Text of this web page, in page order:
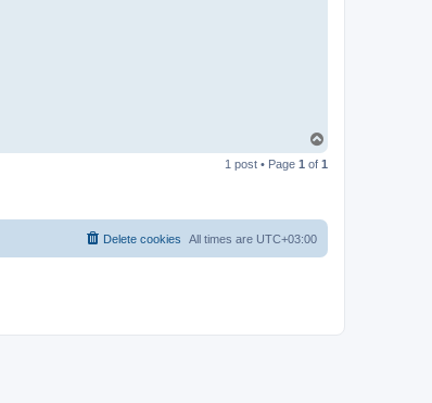
p
1 post • Page 1 of 1
All times are UTC+03:00
Delete cookies